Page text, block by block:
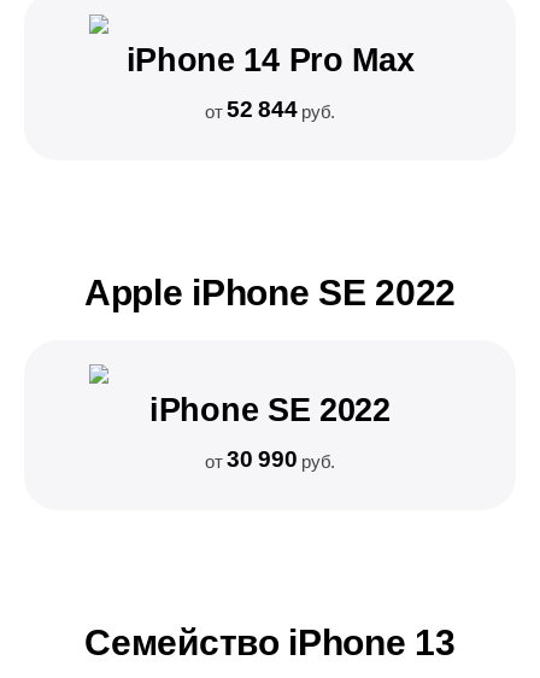
iPhone 14 Pro Max
от52 844руб.
Apple iPhone SE 2022
iPhone SE 2022
от30 990 руб.
Семейство iPhone 13